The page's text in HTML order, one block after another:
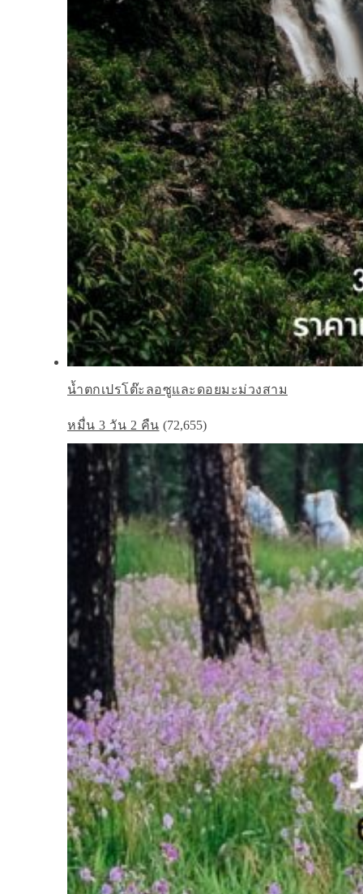
น้ำตกเปรโต๊ะลอซูและดอยมะม่วงสาม
หมื่น 3 วัน 2 คืน (72,655)